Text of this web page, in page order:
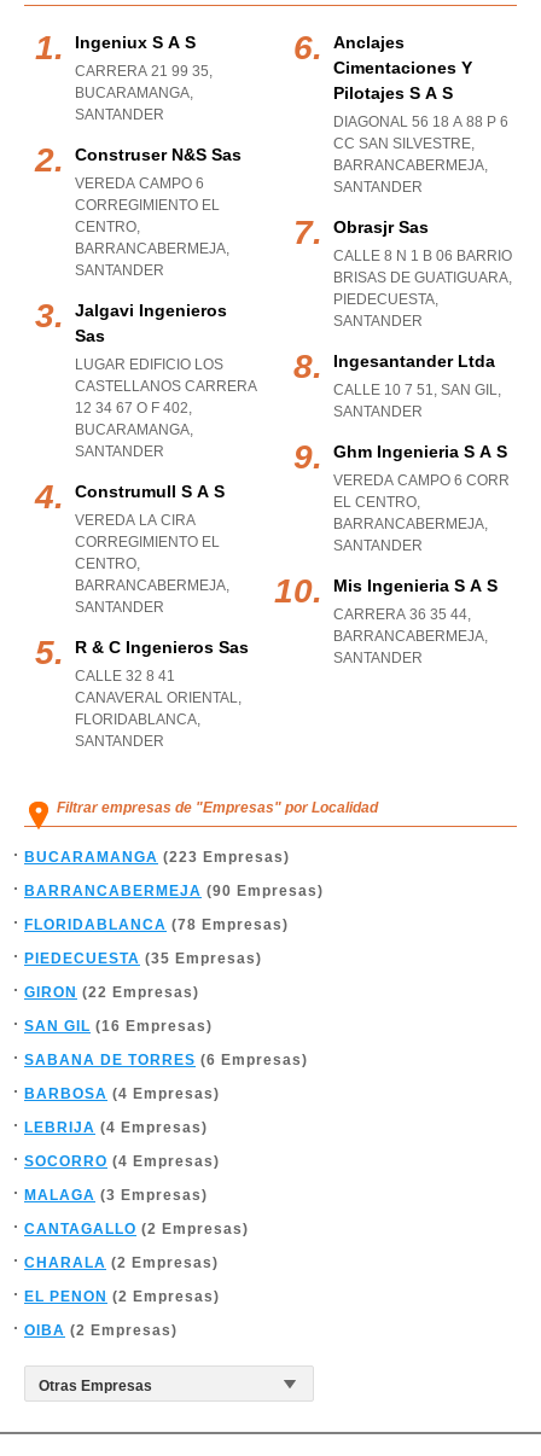
Ingeniux S A S
CARRERA 21 99 35,
BUCARAMANGA,
SANTANDER
Construser N&s Sas
VEREDA CAMPO 6
CORREGIMIENTO EL
CENTRO,
BARRANCABERMEJA,
SANTANDER
Jalgavi Ingenieros
Sas
LUGAR EDIFICIO LOS
CASTELLANOS CARRERA
12 34 67 O F 402,
BUCARAMANGA,
SANTANDER
Construmull S A S
VEREDA LA CIRA
CORREGIMIENTO EL
CENTRO,
BARRANCABERMEJA,
SANTANDER
R & C Ingenieros Sas
CALLE 32 8 41
CANAVERAL ORIENTAL,
FLORIDABLANCA,
SANTANDER
Anclajes
Cimentaciones Y
Pilotajes S A S
DIAGONAL 56 18 A 88 P 6
CC SAN SILVESTRE,
BARRANCABERMEJA,
SANTANDER
Obrasjr Sas
CALLE 8 N 1 B 06 BARRIO
BRISAS DE GUATIGUARA,
PIEDECUESTA,
SANTANDER
Ingesantander Ltda
CALLE 10 7 51, SAN GIL,
SANTANDER
Ghm Ingenieria S A S
VEREDA CAMPO 6 CORR
EL CENTRO,
BARRANCABERMEJA,
SANTANDER
Mis Ingenieria S A S
CARRERA 36 35 44,
BARRANCABERMEJA,
SANTANDER
Filtrar empresas de "Empresas" por Localidad
BUCARAMANGA (223 Empresas)
BARRANCABERMEJA (90 Empresas)
FLORIDABLANCA (78 Empresas)
PIEDECUESTA (35 Empresas)
GIRON (22 Empresas)
SAN GIL (16 Empresas)
SABANA DE TORRES (6 Empresas)
BARBOSA (4 Empresas)
LEBRIJA (4 Empresas)
SOCORRO (4 Empresas)
MALAGA (3 Empresas)
CANTAGALLO (2 Empresas)
CHARALA (2 Empresas)
EL PENON (2 Empresas)
OIBA (2 Empresas)